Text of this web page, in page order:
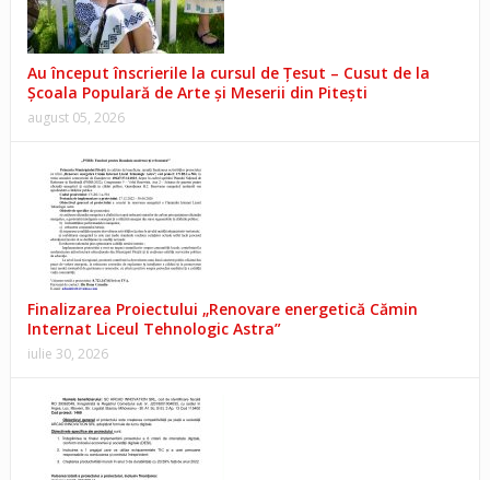
Au început înscrierile la cursul de Țesut – Cusut de la
Școala Populară de Arte și Meserii din Pitești
august 05, 2026
Finalizarea Proiectului „Renovare energetică Cămin
Internat Liceul Tehnologic Astra”
iulie 30, 2026